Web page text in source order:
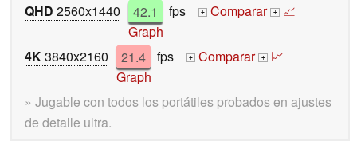
QHD 2560x1440 42.1 fps + Comparar + 📈
Graph
4K3840x2160 21.4 fps + Comparar + 📈
Graph
» Jugable con todos los portátiles probados en ajustes
de detalle ultra.